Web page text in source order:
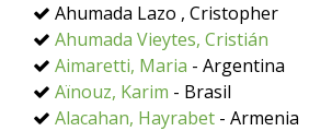
Ahumada Lazo , Cristopher
Ahumada Vieytes, Cristián
Aimaretti, Maria - Argentina
Aïnouz, Karim - Brasil
Alacahan, Hayrabet - Armenia